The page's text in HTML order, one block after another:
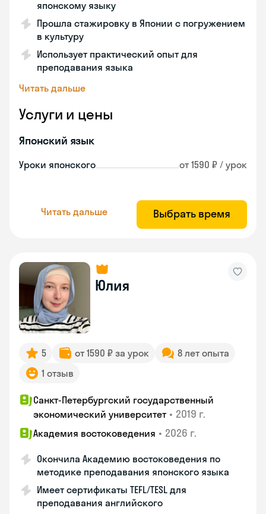
японскому языку
Прошла стажировку в Японии с погружением
в культуру
Использует практический опыт для
преподавания языка
Читать дальше
Услуги и цены
Японский язык
Уроки японского от 1590 ₽ / урок
Читать дальше Выбрать время
Юлия
5 от 1590 ₽ за урок
8 лет опыта
1 отзыв
Санкт-Петербургский государственный
экономический университет • 2019 г.
Академия востоковедения • 2026 г.
Окончила Академию востоковедения по
методике преподавания японского языка
Имеет сертификаты TEFL/TESL для
преподавания английского